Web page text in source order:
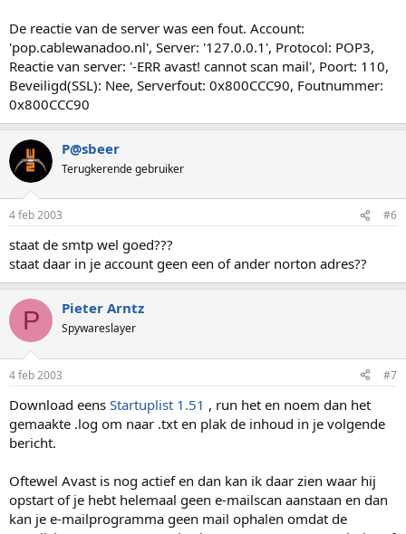
De reactie van de server was een fout. Account:
'pop.cablewanadoo.nl', Server: '127.0.0.1', Protocol: POP3,
Reactie van server: '-ERR avast! cannot scan mail', Poort: 110,
Beveiligd(SSL): Nee, Serverfout: 0x800CCC90, Foutnummer:
0x800CCC90
P@sbeer
Terugkerende gebruiker
4 feb 2003 #6
staat de smtp wel goed???
staat daar in je account geen een of ander norton adres??
P Pieter Arntz
Spywareslayer
4 feb 2003 #7
Download eens Startuplist 1.51 , run het en noem dan het
gemaakte .log om naar .txt en plak de inhoud in je volgende
bericht.
Oftewel Avast is nog actief en dan kan ik daar zien waar hij
opstart of je hebt helemaal geen e-mailscan aanstaan en dan
kan je e-mailprogramma geen mail ophalen omdat de